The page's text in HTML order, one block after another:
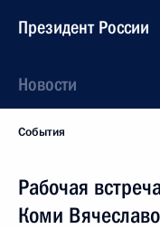
Президент России
Новости
События
Рабочая
Коми